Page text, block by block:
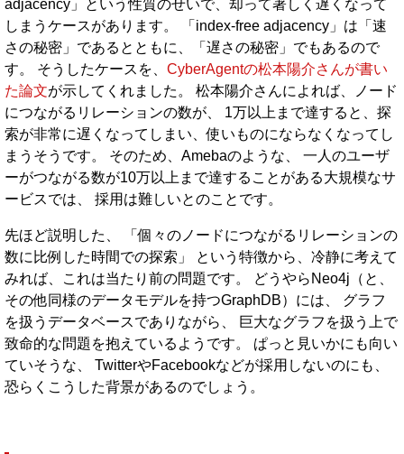
adjacency」という性質のせいで、却って著しく遅くなって
しまうケースがあります。 「index-free adjacency」は「速
さの秘密」であるとともに、「遅さの秘密」でもあるので
す。 そうしたケースを、 CyberAgentの松本陽介さんが書い
た論文が示してくれました。 松本陽介さんによれば、ノード
につながるリレーションの数が、 1万以上まで達すると、探
索が非常に遅くなってしまい、使いものにならなくなってし
まうそうです。 そのため、Amebaのような、 一人のユーザ
ーがつながる数が10万以上まで達することがある大規模なサ
ービスでは、 採用は難しいとのことです。
先ほど説明した、 「個々のノードにつながるリレーションの
数に比例した時間での探索」 という特徴から、冷静に考えて
みれば、これは当たり前の問題です。 どうやらNeo4j（と、
その他同様のデータモデルを持つGraphDB）には、 グラフ
を扱うデータベースでありながら、 巨大なグラフを扱う上で
致命的な問題を抱えているようです。 ぱっと見いかにも向い
ていそうな、 TwitterやFacebookなどが採用しないのにも、
恐らくこうした背景があるのでしょう。